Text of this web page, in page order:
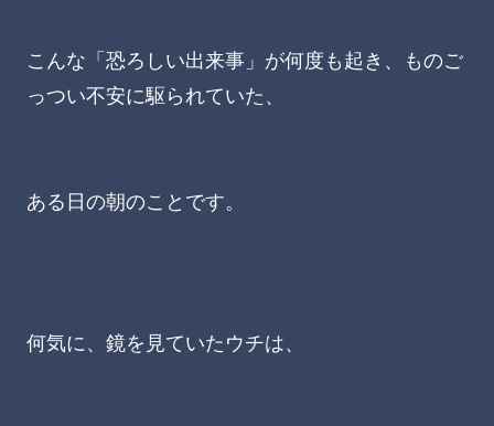
こんな「恐ろしい出来事」が何度も起き、ものご
っつい不安に駆られていた、
ある日の朝のことです。
何気に、鏡を見ていたウチは、